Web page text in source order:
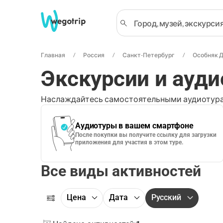
Главная Россия Санкт-Петербург Особняк
Экскурсии и
Наслаждайтесь самостоятельными
Аудиотуры в вашем смартфоне
После покупки вы получите ссылку для загрузки
приложения для участия в этом туре.
Все виды активностей
Цена Дата Русский